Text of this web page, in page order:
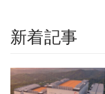
新着記事